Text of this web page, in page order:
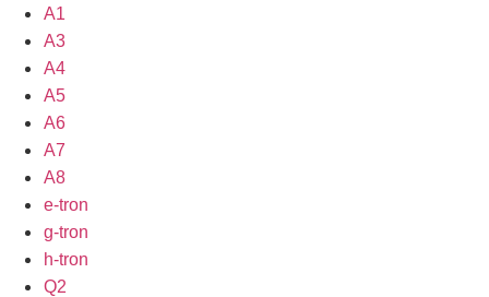
A1
A3
A4
A5
A6
A7
A8
e-tron
g-tron
h-tron
Q2